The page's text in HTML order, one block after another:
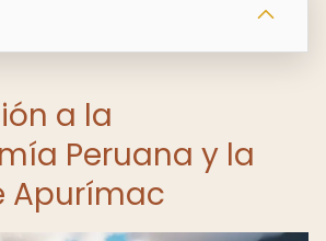
a la
Peruana y la
Apurímac